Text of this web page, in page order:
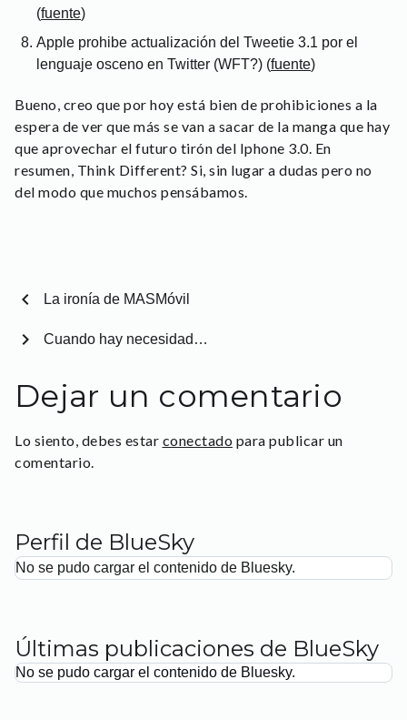
(fuente)
Apple prohibe actualización del Tweetie 3.1 por el
lenguaje osceno en Twitter (WFT?) (fuente)
Bueno, creo que por hoy está bien de prohibiciones a la
espera de ver que más se van a sacar de la manga que hay
que aprovechar el futuro tirón del Iphone 3.0. En
resumen, Think Different? Si, sin lugar a dudas pero no
del modo que muchos pensábamos.
chevron_left La ironía de MASMóvil
Cuando hay necesidad…
chevron_right
Dejar un comentario
Lo siento, debes estar conectado para publicar un
comentario.
Perfil de BlueSky
No se pudo cargar el contenido de Bluesky.
Últimas publicaciones de BlueSky
No se pudo cargar el contenido de Bluesky.